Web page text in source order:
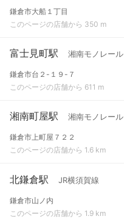
鎌倉市大船１丁目
このページの店舗から 350 m
富士見町駅 湘南モノレール
鎌倉市台２-１９-７
このページの店舗から 611 m
湘南町屋駅 湘南モノレール
鎌倉市上町屋７２２
このページの店舗から 1.6 km
北鎌倉駅 JR横須賀線
鎌倉市山ノ内
このページの店舗から 1.9 km